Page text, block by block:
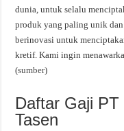
dunia, untuk selalu
produk yang paling unik
berinovasi untuk
kretif. Kami ingin
(sumber)
Daftar Gaji
Tasen